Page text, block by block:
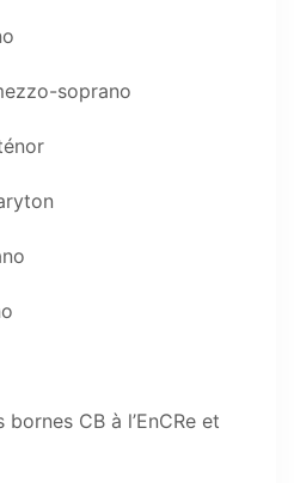
soprano
CB à l’EnCRe et